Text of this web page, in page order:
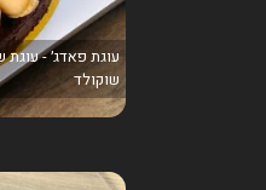
עוגת פאדג׳ - עוגת
שוקולד